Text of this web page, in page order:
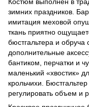
зимних праздников.
имитация меховой
ткань приятно
бюстгальтера и
дополнительные
бантиком, перчатки и
маленький «хвостик»
крольчихи.
регулировать объем и